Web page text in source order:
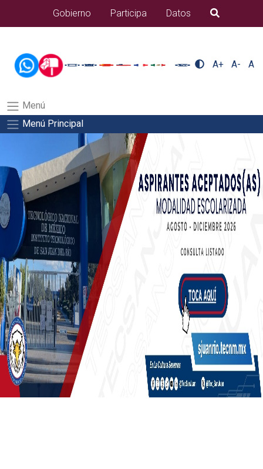
nuestra/nuestra-2Salida del comando:
Gobierno Participa Datos B�squeda
A+ A- A
Menú
Menú Principal